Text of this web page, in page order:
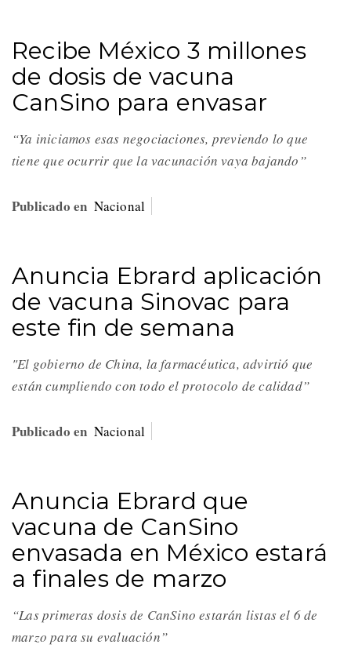
Recibe México 3 millones
de dosis de vacuna
CanSino para envasar
“Ya iniciamos esas negociaciones, previendo lo que
tiene que ocurrir que la vacunación vaya bajando”
Publicado en Nacional
Anuncia Ebrard aplicación
de vacuna Sinovac para
este fin de semana
"El gobierno de China, la farmacéutica, advirtió que
están cumpliendo con todo el protocolo de calidad”
Publicado en Nacional
Anuncia Ebrard que
vacuna de CanSino
envasada en México estará
a finales de marzo
“Las primeras dosis de CanSino estarán listas el 6 de
marzo para su evaluación”